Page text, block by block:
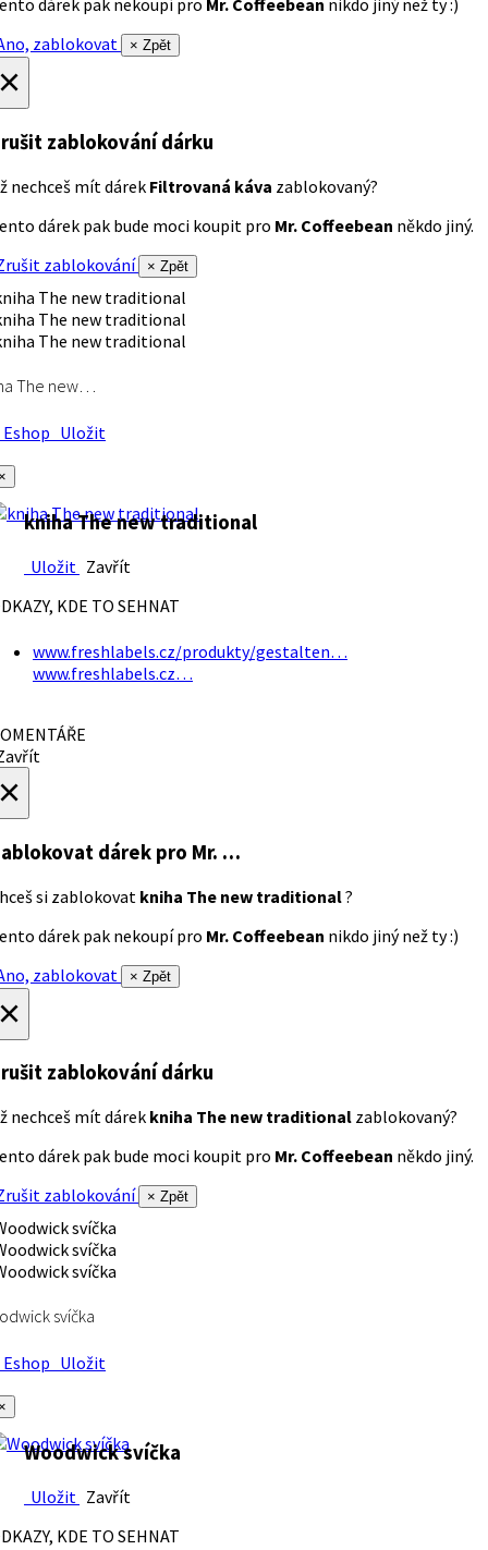
dárek pak nekoupí pro Mr. Coffeebean nikdo jiný než ty :)
zablokovat
× Zpět
zablokování dárku
nechceš mít dárek Filtrovaná káva zablokovaný?
dárek pak bude moci koupit pro Mr. Coffeebean někdo jiný.
zablokování
× Zpět
The new…
Uložit
kniha The new traditional
Uložit Zavřít
KDE TO SEHNAT
www.freshlabels.cz/produkty/gestalten…
www.freshlabels.cz…
dárek pro Mr. …
si zablokovat kniha The new traditional?
dárek pak nekoupí pro Mr. Coffeebean nikdo jiný než ty :)
zablokovat
× Zpět
zablokování dárku
nechceš mít dárek kniha The new traditional zablokovaný?
dárek pak bude moci koupit pro Mr. Coffeebean někdo jiný.
zablokování
× Zpět
svíčka
Uložit
Woodwick svíčka
Uložit Zavřít
KDE TO SEHNAT